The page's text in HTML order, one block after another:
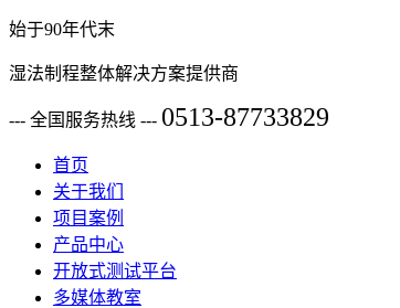
始于90年代末
湿法制程整体解决方案提供商
--- 全国服务热线 --- 0513-87733829
首页
关于我们
项目案例
产品中心
开放式测试平台
多媒体教室